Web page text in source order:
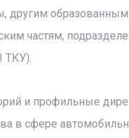
другим образованным
частям,
ТКУ).
и профильные
в сфере